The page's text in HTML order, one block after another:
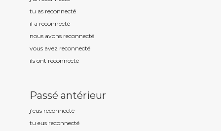
tu as reconnecté
il a reconnecté
nous avons reconnecté
vous avez reconnecté
ils ont reconnecté
Passé antérieur
j'eus reconnecté
tu eus reconnecté